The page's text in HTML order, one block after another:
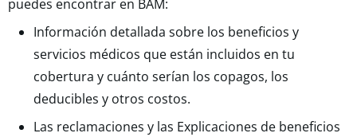
puedes encontrar en BAM:
Información detallada sobre los beneficios y
servicios médicos que están incluidos en tu
cobertura y cuánto serían los copagos, los
deducibles y otros costos.
Las reclamaciones y las Explicaciones de beneficios